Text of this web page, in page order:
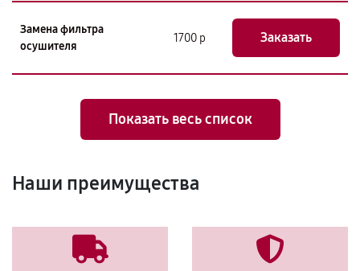
Замена фильтра
осушителя
1700 р Заказать
Показать весь список
Наши преимущества